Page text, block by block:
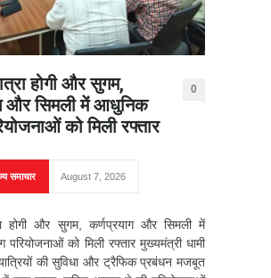
होगी और सुगम,
और सिमली में आधुनिक
को मिली रफ्तार
0
समाचार August 7, 2026
होगी और सुगम, कर्णप्रयाग और सिमली में
परियोजनाओं को मिली रफ्तार मुख्यमंत्री धामी
की सुविधा और ट्रैफिक प्रबंधन मजबूत